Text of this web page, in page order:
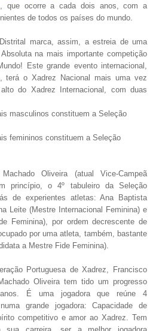
, que ocorre a cada dois anos, com a
de todos os países do mundo.
marca, assim, a estreia de uma
na mais importante competição
Este grande evento internacional,
terá o Xadrez Nacional mais uma vez
do Xadrez Internacional, com duas
masculinos constituem a Seleção
femininos constituem a Seleção
Oliveira (atual Vice-Campeã
princípio, o 4º tabuleiro da Seleção
de experientes atletas: Ana Baptista
Leite (Mestre Internacional Feminina) e
Feminina), por ordem decrescente de
por uma atleta, também, bastante
a Mestre Fide Feminina).
Portuguesa de Xadrez, Francisco
Oliveira tem tido um progresso
É uma jogadora que reúne 4
grande jogadora: Capacidade de
competitivo e amor ao Xadrez. Tem